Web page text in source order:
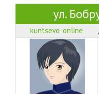
ул.
kuntsevo-online